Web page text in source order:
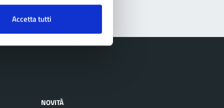
Accetta tutti
NOVITÀ